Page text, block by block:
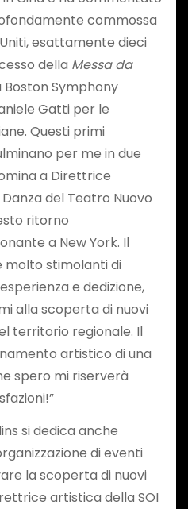
commossa
esattamente dieci
della Messa da
Symphony
Gatti per le
Questi primi
per me in due
a Direttrice
del Teatro Nuovo
ritorno
a New York. Il
stimolanti di
e dedizione,
alla scoperta di nuovi
territorio regionale. Il
artistico di una
spero mi riserverà
si dedica anche
di eventi
la scoperta di nuovi
artistica della SOI